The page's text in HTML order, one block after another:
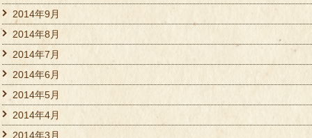
2014年9月
2014年8月
2014年7月
2014年6月
2014年5月
2014年4月
2014年3月